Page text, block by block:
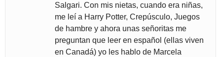
Salgari. Con mis nietas, cuando era niñas,
me leí a Harry Potter, Crepúsculo, Juegos
de hambre y ahora unas señoritas me
preguntan que leer en español (ellas viven
en Canadá) yo les hablo de Marcela